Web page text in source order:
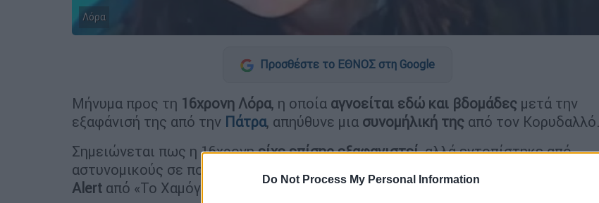
Do Not Process My Personal Information
Λόρα
Προσθέστε το ΕΘΝΟΣ στη Google
Μήνυμα προς τη 16χρονη Λόρα, η οποία αγνοείται εδώ και βδομάδες μετά την
εξαφάνισή της από την Πάτρα, απηύθυνε μια συνομήλική της από τον Κορυδαλλό.
Σημειώνεται πως η 16χρονηείχε επίσης εξαφανιστεί, αλλά εντοπίστηκε από
αστυνομικούς σε πολυκατοικία στο
Alert από «Το Χαμόγελο του Παιδιού».